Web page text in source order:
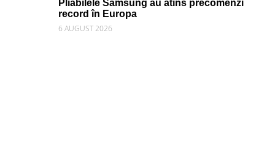
Pliabilele Samsung au atins precomenzi
record în Europa
6 AUGUST 2026